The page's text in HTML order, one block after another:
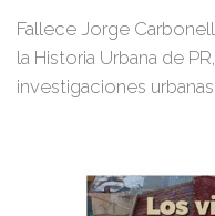
Fallece Jorge
la Historia Urbana de
investigaciones